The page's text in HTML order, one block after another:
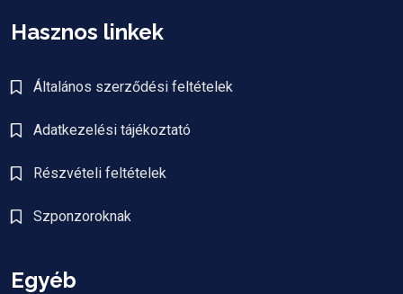
Hasznos linkek
Általános szerződési feltételek
Adatkezelési tájékoztató
Részvételi feltételek
Szponzoroknak
Egyéb